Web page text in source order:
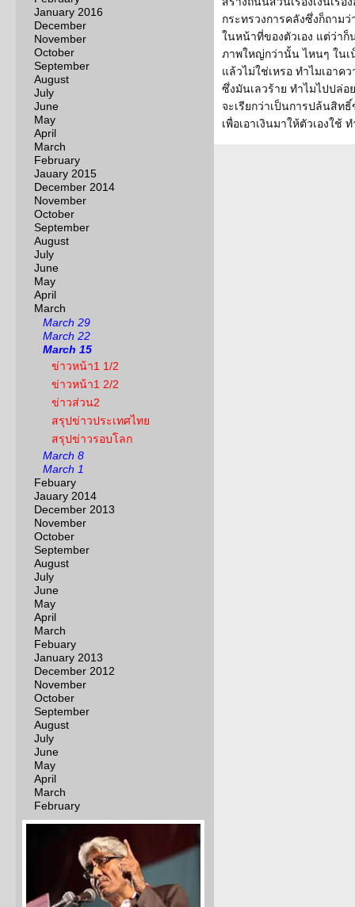
January 2016
December
November
October
September
August
July
June
May
April
March
February
Jauary 2015
December 2014
November
October
September
August
July
June
May
April
March
March 29
March 22
March 15
ข่าวหน้า1 1/2
ข่าวหน้า1 2/2
ข่าวส่วน2
สรุปข่าวประเทศไทย
สรุปข่าวรอบโลก
March 8
March 1
Febuary
Jauary 2014
December 2013
November
October
September
August
July
June
May
April
March
Febuary
January 2013
December 2012
November
October
September
August
July
June
May
April
March
February
กระทรวงการคลังซึ่งก็ถาม
ในหน้าที่ของตัวเอง แต่ว่า
ภาพใหญ่กว่านั้น ไหนๆ ในเ
แล้วไม่ใช่เหรอ ทำไมเอา
ซึ่งมันเลวร้าย ทำไมไปปล่
จะเรียกว่าเป็นการปล้นสิท
เพื่อเอาเงินมาให้ตัวเองใช้